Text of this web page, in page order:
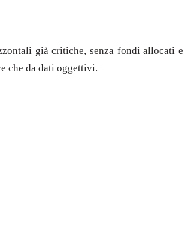
già critiche, senza fondi allocati e
che da dati oggettivi.